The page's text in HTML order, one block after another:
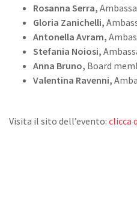
Rosanna Serra,
Gloria Zanichelli,
Antonella Avram,
Stefania Noiosi,
Anna Bruno, Board
Valentina Ravenni,
Visita il sito dell’evento: clicca